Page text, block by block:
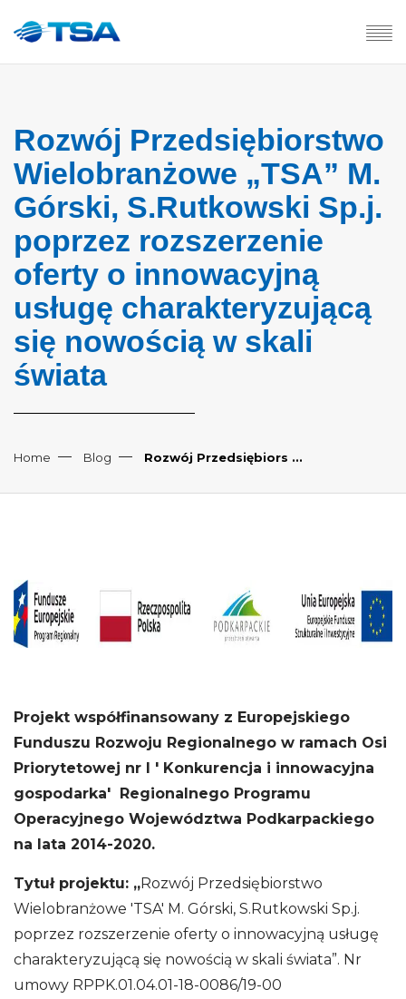
Rozwój Przedsiębiorstwo
Wielobranżowe „TSA” M.
Górski, S.Rutkowski Sp.j.
poprzez rozszerzenie
oferty o innowacyjną
usługę charakteryzującą
się nowością w skali
świata
Home Blog Rozwój Przedsiębiors ...
Projekt współfinansowany z Europejskiego
Funduszu Rozwoju Regionalnego w ramach Osi
Priorytetowej nr I ' Konkurencja i innowacyjna
gospodarka' Regionalnego Programu
Operacyjnego Województwa Podkarpackiego
na lata 2014-2020.
Tytuł projektu: „Rozwój Przedsiębiorstwo
Wielobranżowe 'TSA' M. Górski, S.Rutkowski Sp.j.
poprzez rozszerzenie oferty o innowacyjną usługę
charakteryzującą się nowością w skali świata”. Nr
umowy RPPK.01.04.01-18-0086/19-00